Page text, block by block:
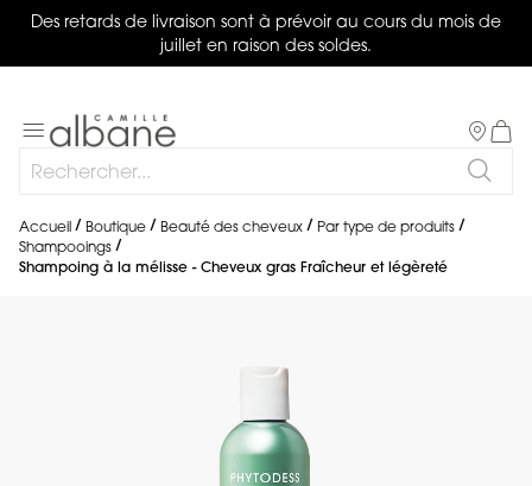
Des retards de livraison sont à prévoir au cours du mois de
juillet en raison des soldes.
Basculer
navigation
Mon
Accueil Boutique Beauté des cheveux
Par type de produits
Shampooings
Shampoing à la mélisse - Cheveux gras Fraîcheur et légèreté